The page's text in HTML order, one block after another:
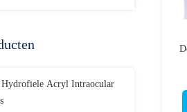
Acryl Intraocular